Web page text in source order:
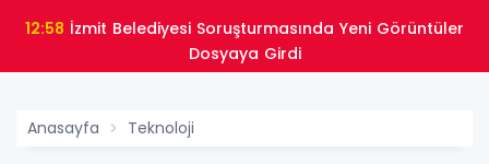
12:58
Dosyaya Girdi
Anasayfa Teknoloji